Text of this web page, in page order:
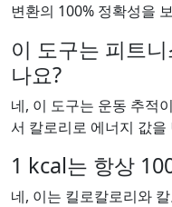
변환의 100% 정확성을
이 도구는 피트
나요?
네, 이 도구는 운동 추적
서 칼로리로 에너지 값
1 kcal는 항상
네, 이는 킬로칼로리와